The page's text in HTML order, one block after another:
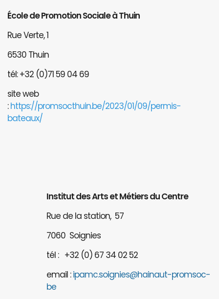
École de Promotion Sociale à Thuin
Rue Verte, 1
6530 Thuin
tél: +32 (0)71 59 04 69
site web
:https://promsocthuin.be/2023/01/09/permis-
bateaux/
Institut des Arts et Métiers du Centre
Rue de la station, 57
7060 Soignies
tél : +32 (0) 67 34 02 52
email :ipamc.soignies@hainaut-promsoc-
be